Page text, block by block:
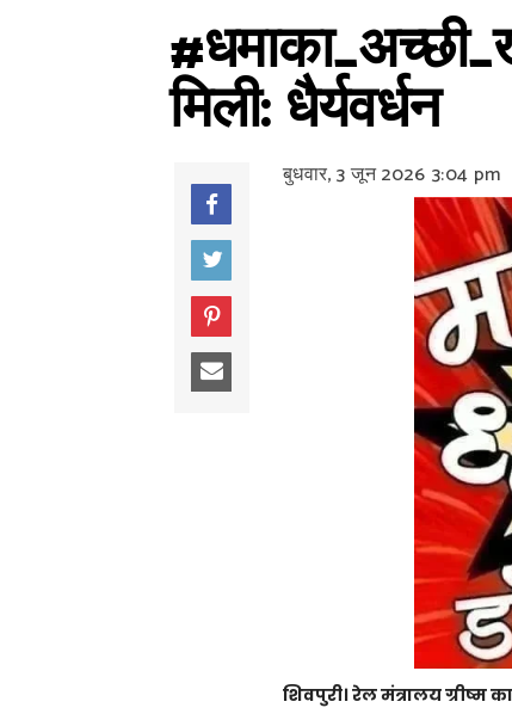
मिली: धैर्यवर्धन
बुधवार, 3 जून 2026 3:04 pm
शिवपुरी। रेल मंत्रालय